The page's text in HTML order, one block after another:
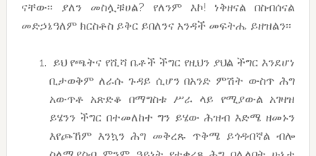
ናቸው፡፡ ያለን መስሏቹሀል? የለንም እኮ! ነቅዘናል በስብሰናል
መድኃኔዓለም ክርስቶስ ይቅር ይበለንና አንዳች መፍትሔ ይዘዝልን፡፡
ይህ የጫትና የሺሻ ቤቶች ችግር የዚህን ያህል ችግር እንደሆነ
ቢታወቅም ለራሱ ጉዳይ ሲሆን በአንድ ምሽት ውስጥ ሕግ
አውጥቶ አጽድቆ በማግስቱ ሥራ ላይ የሚያውል አገዛዝ
ይሄንን ችግር በተመለከተ ግን ይሄው ሕዝብ እድሜ ዘመኑን
እየጮኸም እንኳን ሕግ መቅረጹ ጥቅሜ ይጎዳብኛል ብሎ